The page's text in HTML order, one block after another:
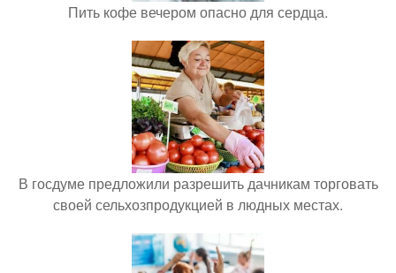
Пить кофе вечером опасно для сердца.
В госдуме предложили разрешить дачникам торговать
своей сельхозпродукцией в людных местах.